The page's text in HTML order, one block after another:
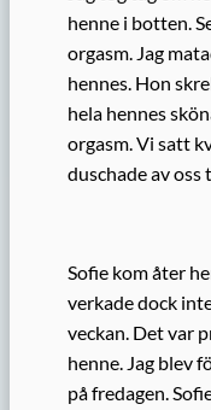
henne i botten.
orgasm. Jag
hennes. Hon
hela hennes
orgasm. Vi satt
duschade av oss
Sofie kom åter
verkade dock
veckan. Det var
henne. Jag blev
på fredagen.